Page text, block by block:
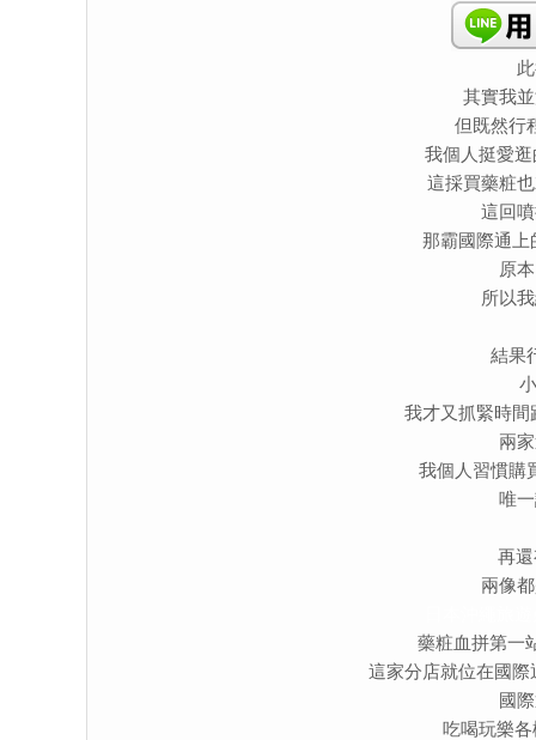
其實我
但既然行
我個人挺愛
這採買藥粧
這回
那霸國際通
原
所以
結果
我才又抓緊時
兩
我個人習慣購
唯
再
兩像
藥粧血拼第一
這家分店就位在國
國
吃喝玩樂